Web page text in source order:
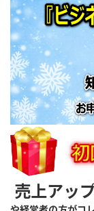
売上アッ